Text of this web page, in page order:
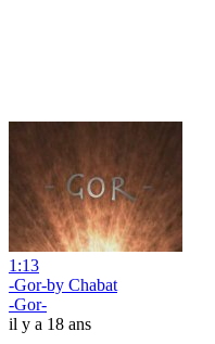
1:13
-Gor-by Chabat
-Gor-
il y a 18 ans